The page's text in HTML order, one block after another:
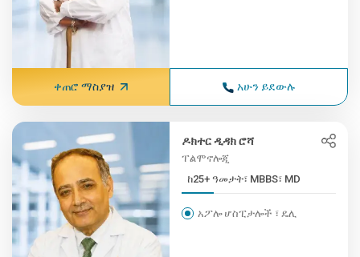
ቀጠሮ ማስያዝ አሁን ይደውሉ
ዶክተር ዲዳክ ሮሻ
ፐልሞኖሎጂ
ከ25+ ዓመታት፣ MBBS፣ MD
አፖሎ ሆስፒታሎች ፣ ዴሊ